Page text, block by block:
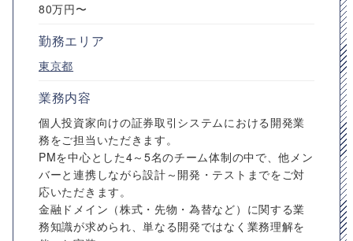
80万円〜
勤務エリア
東京都
業務内容
個人投資家向けの証券取引システムにおける開発業
務をご担当いただきます。
PMを中心とした4～5名のチーム体制の中で、他メン
バーと連携しながら設計～開発・テストまでをご対
応いただきます。
金融ドメイン（株式・先物・為替など）に関する業
務知識が求められ、単なる開発ではなく業務理解を